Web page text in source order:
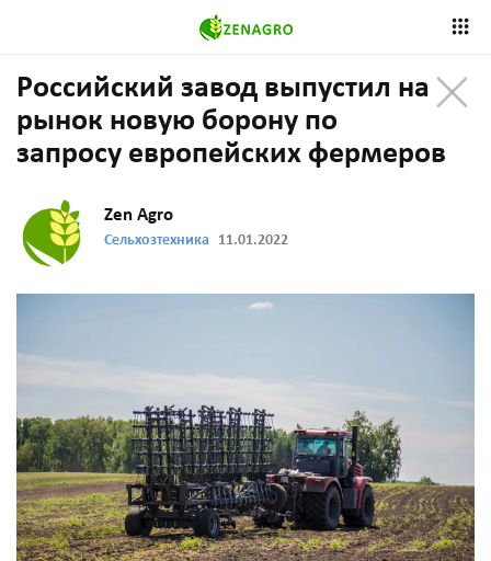
Российский завод выпустил на
рынок новую борону по
запросу европейских фермеров
Zen Agro
Сельхозтехника 11.01.2022